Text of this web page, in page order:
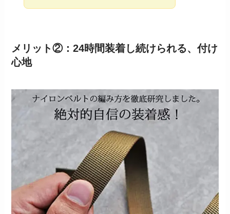
メリット②：24時間装着し続けられる、付け
心地